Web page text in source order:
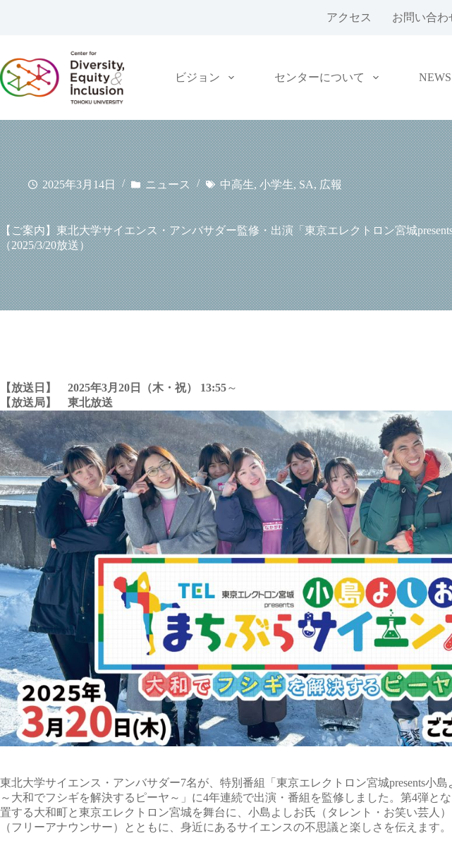
ツ
へ
ス
ッ
プ
アクセス お問い合わ
ビジョン センターについて
2025年3月14日 ニュース 中高生,小学生,SA,広報
【ご案内】東北大学サイエンス・アンバサダー監修・出演「東京エレクトロン宮城
（2025/3/20放送）
【放送日】 2025年3月20日（木・祝） 13:55～
【放送局】 東北放送
東北大学サイエンス・アンバサダー7名が、特別番組「東京エレクトロン宮城presents小
～大和でフシギを解決するピーヤ～」に4年連続で出演・番組を監修しました。第4弾と
置する大和町と東京エレクトロン宮城を舞台に、小島よしお氏（タレント・お笑い芸人
（フリーアナウンサー）とともに、身近にあるサイエンスの不思議と楽しさを伝えます。